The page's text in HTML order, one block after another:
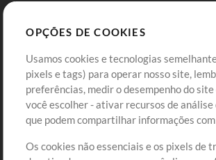
Comprar Créditos
Conteúdo Grátis
Solicite uma Música
Extras
Entre
Cadastre-se
Ir ao
OPÇÕES DE COOKIES
Usamos cookies e tecnologias
pixels e tags) para operar nosso site,
preferências, medir o desempenho do
você escolher - ativar recursos de
que podem compartilhar informações
Os cookies não essenciais e os pixels de